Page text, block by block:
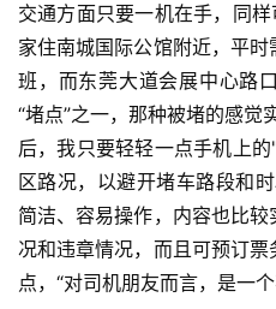
交通方面只要一机在手，同
家住南城国际公馆附近，平
班，而东莞大道会展中心路
“堵点”之一，那种被堵的感觉
后，我只要轻轻一点手机上
区路况，以避开堵车路段和
简洁、容易操作，内容也比
况和违章情况，而且可预订
点，“对司机朋友而言，是一个